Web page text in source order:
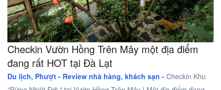
Checkin Vườn Hồng Trên Mây một địa điểm
đang rất HOT tại Đà Lạt
Du lịch, Phượt - Review nhà hàng, khách sạn - Checkin Khu